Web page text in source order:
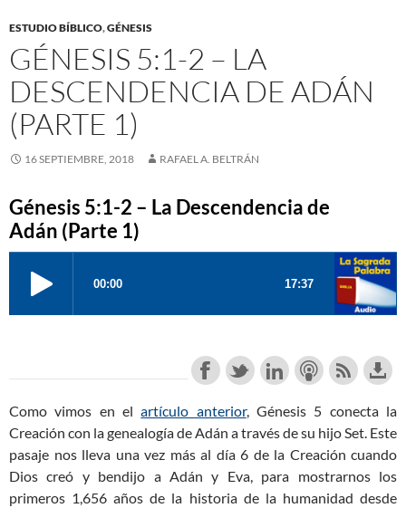
ESTUDIO BÍBLICO,GÉNESIS
GÉNESIS 5:1-2 – LA
DESCENDENCIA DE ADÁN
(PARTE 1)
16 SEPTIEMBRE, 2018 RAFAEL A. BELTRÁN
Génesis 5:1-2 – La Descendencia de
Adán (Parte 1)
Como vimos en elartículo anterior, Génesis 5 conecta la
Creación con la genealogía de Adán a través de su hijo Set. Este
pasaje nos lleva una vez más al día 6 de la Creación cuando
Dios creó y bendijo a Adán y Eva, para mostrarnos los
primeros 1,656 años de la historia de la humanidad desde